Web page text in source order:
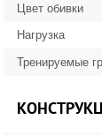
Цвет обивки
Нагрузка
Тренируемые